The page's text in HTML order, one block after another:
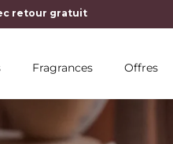
Fragrances Offres